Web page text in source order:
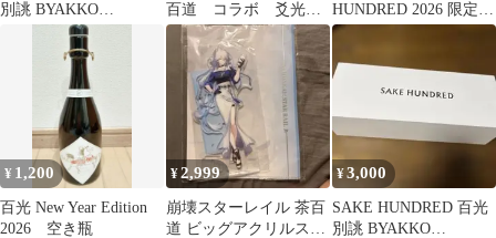
別誂 BYAKKO
BESPOKE
百道 コラボ 爻光
ホログラムチケット 4
枚セット
HUNDRED 2026 限定
【空箱】
¥ 1,200
百光 New Year Edition
2026 空き瓶
¥2,999
崩壊スターレイル 茶百
道 ビッグアクリルスタ
¥3,000
SAKE HUNDRED 百光
別誂 BYAKKO